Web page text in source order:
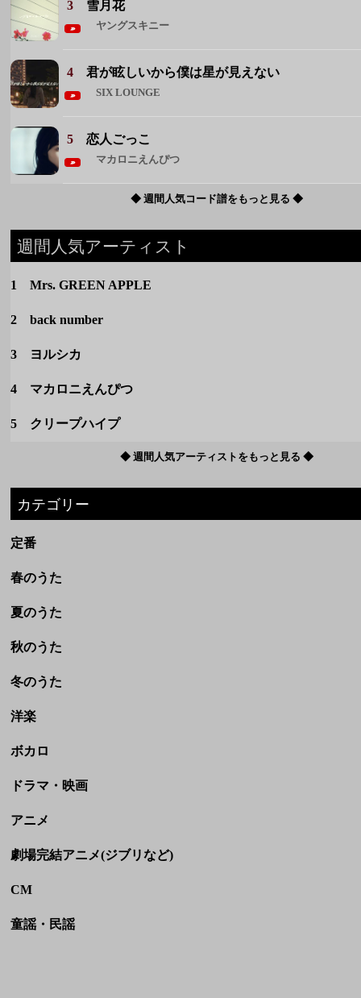
3 雪月花
ヤングスキニー
4君が眩しいから僕は星が見えない
SIX LOUNGE
5恋人ごっこ
マカロニえんぴつ
◆ 週間人気コード譜をもっと見る ◆
週間人気アーティスト
1 Mrs. GREEN APPLE
2 back number
3 ヨルシカ
4 マカロニえんぴつ
5 クリープハイプ
◆ 週間人気アーティストをもっと見る ◆
カテゴリー
定番
春のうた
夏のうた
秋のうた
冬のうた
洋楽
ボカロ
ドラマ・映画
アニメ
劇場完結アニメ(ジブリなど)
CM
童謡・民謡